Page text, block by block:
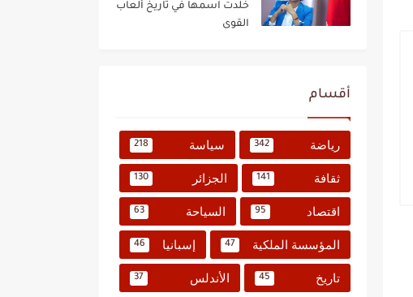
خلدت اسمها في تاريخ ألعاب
القوى
أقسام
رياضة 342 سياسة 218
ثقافة 141 الجزائر 130
اقتصاد 95 السياحة 63
المؤسسة الملكية 47 إسبانيا 46
تاريخ 45 الأندلس 37